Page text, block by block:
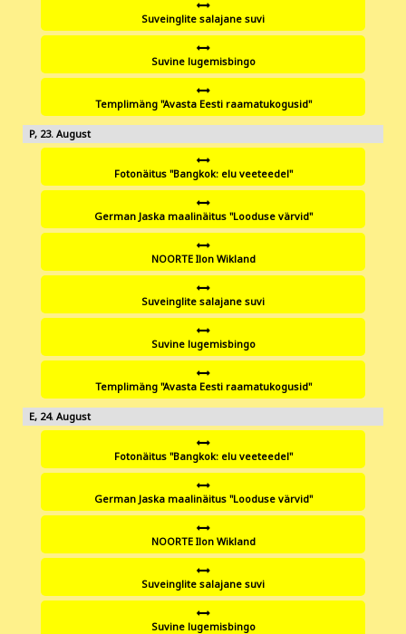
Suveinglite salajane suvi
Suvine lugemisbingo
Templimäng "Avasta Eesti raamatukogusid"
23
Fotonäitus "Bangkok: elu veeteedel"
German Jaska maalinäitus "Looduse värvid"
NOORTE Ilon Wikland
Suveinglite salajane suvi
Suvine lugemisbingo
Templimäng "Avasta Eesti raamatukogusid"
24
Fotonäitus "Bangkok: elu veeteedel"
German Jaska maalinäitus "Looduse värvid"
NOORTE Ilon Wikland
Suveinglite salajane suvi
Suvine lugemisbingo